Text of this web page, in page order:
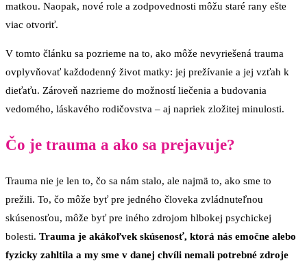
matkou. Naopak, nové role a zodpovednosti môžu staré rany ešte
viac otvoriť.
V tomto článku sa pozrieme na to, ako môže nevyriešená trauma
ovplyvňovať každodenný život matky: jej prežívanie a jej vzťah k
dieťaťu. Zároveň nazrieme do možností liečenia a budovania
vedomého, láskavého rodičovstva – aj napriek zložitej minulosti.
Čo je trauma a ako sa prejavuje?
Trauma nie je len to, čo sa nám stalo, ale najmä to, ako sme to
prežili. To, čo môže byť pre jedného človeka zvládnuteľnou
skúsenosťou, môže byť pre iného zdrojom hlbokej psychickej
bolesti. Trauma je akákoľvek skúsenosť, ktorá nás emočne alebo
fyzicky zahltila a my sme v danej chvíli nemali potrebné zdroje